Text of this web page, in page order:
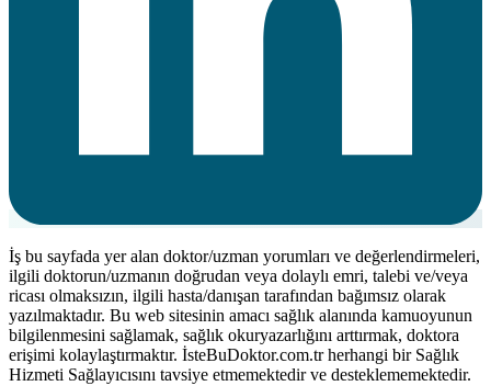
İş bu sayfada yer alan doktor/uzman yorumları ve değerlendirmeleri,
ilgili doktorun/uzmanın doğrudan veya dolaylı emri, talebi ve/veya
ricası olmaksızın, ilgili hasta/danışan tarafından bağımsız olarak
yazılmaktadır. Bu web sitesinin amacı sağlık alanında kamuoyunun
bilgilenmesini sağlamak, sağlık okuryazarlığını arttırmak, doktora
erişimi kolaylaştırmaktır. İsteBuDoktor.com.tr herhangi bir Sağlık
Hizmeti Sağlayıcısını tavsiye etmemektedir ve desteklememektedir.